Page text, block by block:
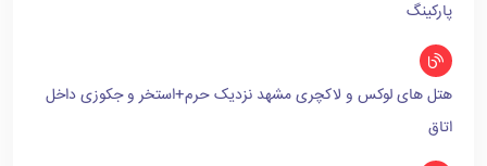
پارکینگ
هتل های لوکس و لاکچری مشهد نزدیک حرم+استخر و جکوزی داخل
اتاق